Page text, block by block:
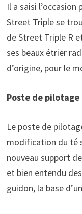
Il a saisi
Street Triple se
de Street Triple R
ses beaux étrier
d’origine, pour le
Poste de
Le poste de
modification du té
nouveau support
et bien entendu
guidon, la base